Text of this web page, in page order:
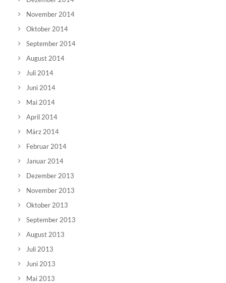
November 2014
Oktober 2014
September 2014
August 2014
Juli 2014
Juni 2014
Mai 2014
April 2014
März 2014
Februar 2014
Januar 2014
Dezember 2013
November 2013
Oktober 2013
September 2013
August 2013
Juli 2013
Juni 2013
Mai 2013